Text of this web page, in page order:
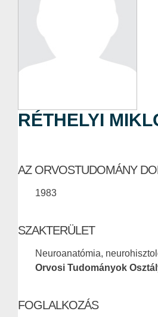
RÉTHELYI
AZ ORVOSTUDOMÁNY
1983
SZAKTERÜLET
Neuroanatómia,
Orvosi Tudományok
FOGLALKOZÁS